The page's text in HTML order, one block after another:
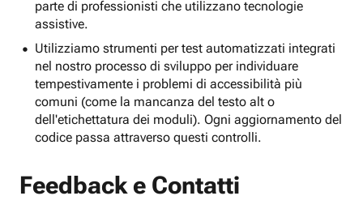
parte di professionisti che utilizzano tecnologie
assistive.
Utilizziamo strumenti per test automatizzati integrati
nel nostro processo di sviluppo per individuare
tempestivamente i problemi di accessibilità più
comuni (come la mancanza del testo alt o
dell'etichettatura dei moduli). Ogni aggiornamento del
codice passa attraverso questi controlli.
Feedback e Contatti